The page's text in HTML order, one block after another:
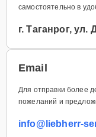
самостоятельно в
г. Таганрог, ул.
Email
Для отправки более
пожеланий и
info@liebherr-